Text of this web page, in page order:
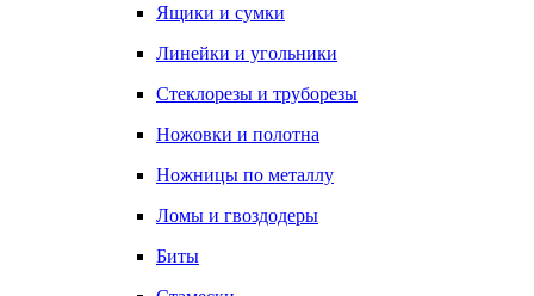
Ящики и сумки
Линейки и угольники
Стеклорезы и труборезы
Ножовки и полотна
Ножницы по металлу
Ломы и гвоздодеры
Биты